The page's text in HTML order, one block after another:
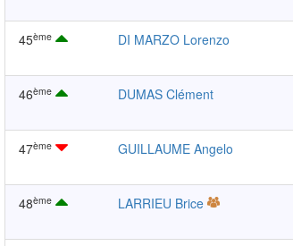
45ème DI MARZO Lorenzo
46ème DUMAS Clément
47ème GUILLAUME Angelo
48ème LARRIEU Brice